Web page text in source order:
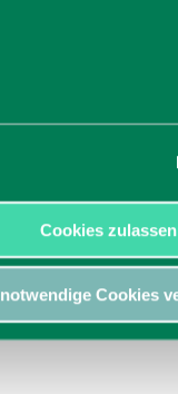
Cookies zulassen
Cookies